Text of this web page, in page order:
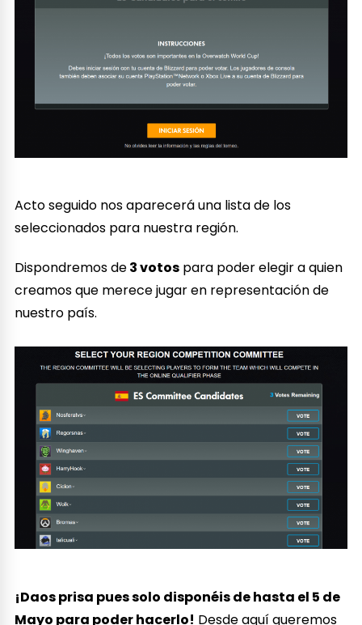
Acto seguido nos aparecerá una lista de los
seleccionados para nuestra región.
Dispondremos de3 votos para poder elegir a quien
creamos que merece jugar en representación de
nuestro país.
¡Daos prisa pues solo disponéis de hasta el 5 de
Mayo para poder hacerlo! Desde aquí queremos